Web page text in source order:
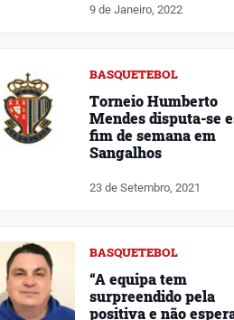
9 de Janeiro, 2022
BASQUETEBOL
Torneio Humberto
Mendes disputa-se
fim de semana em
Sangalhos
23 de Setembro, 2021
BASQUETEBOL
“A equipa tem
surpreendido pela
positiva e não